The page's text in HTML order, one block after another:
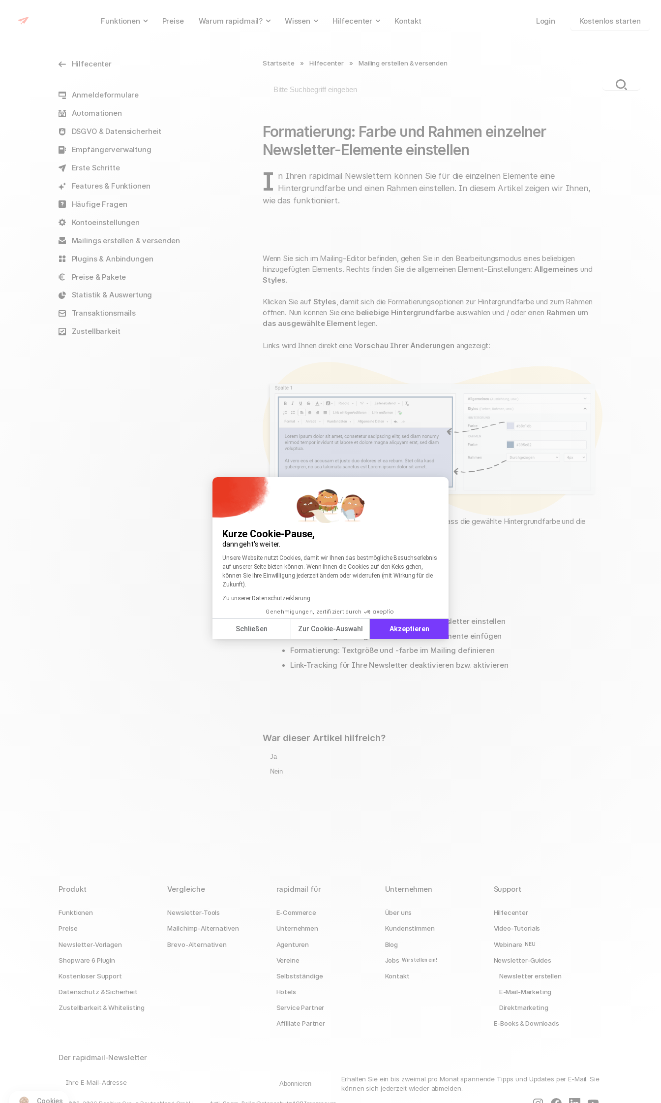
Kurze Cookie-Pause,
dann geht's weiter.
Einwilligungsmanagementplattform: Passen Sie Ihre Optionen an
Unsere Website nutzt Cookies, damit wir Ihnen das bestmögliche Besuchserlebnis
auf unserer Seite bieten können. Wenn Ihnen die Cookies auf den Keks gehen,
können Sie Ihre Einwilligung jederzeit ändern oder widerrufen (mit Wirkung für die
Zukunft).
Zu unserer Datenschutzerklärung
Genehmigungen, zertifiziert durch
Schließen Zur Cookie-Auswahl Akzeptieren
Axeptio consent
Cookies
Funktionen Preise Warum rapidmail? Wissen Hilfecenter Kontakt Login Kostenlos starten
Hilfecenter
Anmeldeformulare
Automationen
DSGVO & Datensicherheit
Empfängerverwaltung
Erste Schritte
Features & Funktionen
Häufige Fragen
Kontoeinstellungen
Mailings erstellen & versenden
Plugins & Anbindungen
Preise & Pakete
Statistik & Auswertung
Transaktionsmails
Zustellbarkeit
Startseite » Hilfecenter » Mailing erstellen & versenden
Formatierung: Farbe und Rahmen einzelner
Newsletter-Elemente einstellen
I n Ihren rapidmail Newslettern können Sie für die einzelnen Elemente eine
Hintergrundfarbe und einen Rahmen einstellen. In diesem Artikel zeigen wir Ihnen,
wie das funktioniert.
Wenn Sie sich im Mailing-Editor befinden, gehen Sie in den Bearbeitungsmodus eines beliebigen
hinzugefügten Elements. Rechts finden Sie die allgemeinen Element-Einstellungen: Allgemeines und
Styles.
Klicken Sie auf Styles, damit sich die Formatierungsoptionen zur Hintergrundfarbe und zum Rahmen
öffnen. Nun können Sie einebeliebige Hintergrundfarbeauswählen und / oder einen Rahmen um
das ausgewählte Element legen.
Links wird Ihnen direkt eine Vorschau Ihrer Änderungen angezeigt:
Für eine optimale Lesbarkeit sollten Sie darauf achten, dass die gewählte Hintergrundfarbe und die
gewählteTextfarbe
Formatierung: Breite eines Elements im Newsletter einstellen
Formatierung: Hintergrundbilder für Textelemente einfügen
Formatierung: Textgröße und -farbe im Mailing definieren
Link-Tracking für Ihre Newsletter deaktivieren bzw. aktivieren
War dieser Artikel hilfreich?
Ja
Nein
Produkt
Funktionen
Preise
Newsletter-Vorlagen
Shopware 6 Plugin
Kostenloser Support
Datenschutz & Sicherheit
Zustellbarkeit & Whitelisting
Vergleiche
Newsletter-Tools
Mailchimp-Alternativen
Brevo-Alternativen
rapidmail für
E-Commerce
Unternehmen
Agenturen
Vereine
Selbstständige
Hotels
Service Partner
Affiliate Partner
Unternehmen
Über uns
Kundenstimmen
Blog
Jobs Wir stellen ein!
Kontakt
Support
Hilfecenter
Video-Tutorials
Webinare NEU
Newsletter-Guides
Newsletter erstellen
E-Mail-Marketing
Direktmarketing
E-Books & Downloads
Der rapidmail-Newsletter
Ihre E-Mail-Adresse Abonnieren
Erhalten Sie ein bis zweimal pro Monat spannende Tipps und Updates per E-Mail. Sie
können sich jederzeit wieder abmelden.